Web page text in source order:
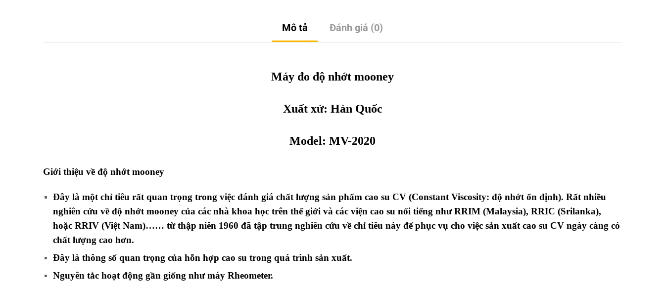
Mô tả Đánh giá (0)
Máy đo độ nhớt mooney
Xuất xứ: Hàn Quốc
Model: MV-2020
Giới thiệu về độ nhớt mooney
Đây là một chỉ tiêu rất quan trọng trong việc đánh giá chất lượng sản phẩm cao su CV (Constant Viscosity: độ nhớt ổn định). Rất nhiều
nghiên cứu về độ nhớt mooney của các nhà khoa học trên thế giới và các viện cao su nổi tiếng như RRIM (Malaysia), RRIC (Srilanka),
hoặc RRIV (Việt Nam)…… từ thập niên 1960 đã tập trung nghiên cứu về chỉ tiêu này để phục vụ cho việc sản xuất cao su CV ngày càng có
chất lượng cao hơn.
Đây là thông số quan trọng của hỗn hợp cao su trong quá trình sản xuất.
Nguyên tắc hoạt động gần giống như máy Rheometer.